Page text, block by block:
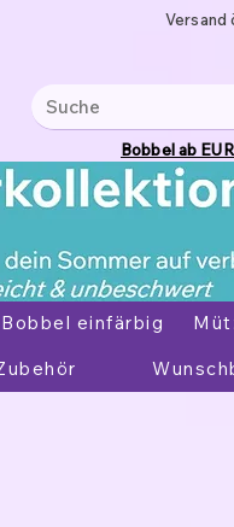
Versand
Bobbel ab
Bobbel einfärbig